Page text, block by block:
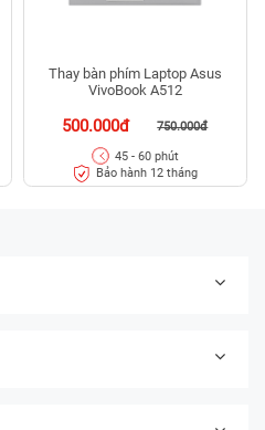
Thay bàn phím Laptop Asus
VivoBook A512
500.000đ 750.000đ
45 - 60 phút
Bảo hành 12 tháng